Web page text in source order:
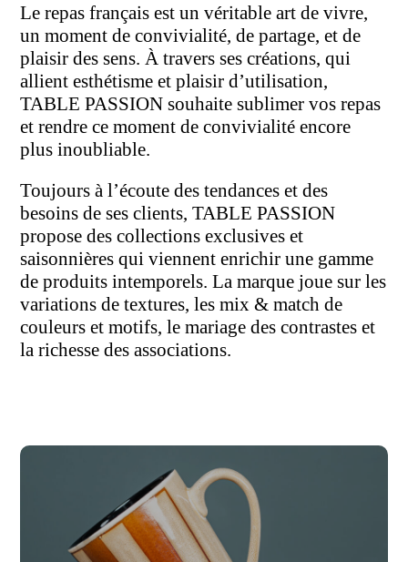
Le repas français est un véritable art de vivre,
un moment de convivialité, de partage, et de
plaisir des sens. À travers ses créations, qui
allient esthétisme et plaisir d’utilisation,
TABLE PASSION souhaite sublimer vos repas
et rendre ce moment de convivialité encore
plus inoubliable.
Toujours à l’écoute des tendances et des
besoins de ses clients, TABLE PASSION
propose des collections exclusives et
saisonnières qui viennent enrichir une gamme
de produits intemporels. La marque joue sur les
variations de textures, les mix & match de
couleurs et motifs, le mariage des contrastes et
la richesse des associations.